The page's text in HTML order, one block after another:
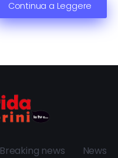
Continua a Leggere
Breaking news News